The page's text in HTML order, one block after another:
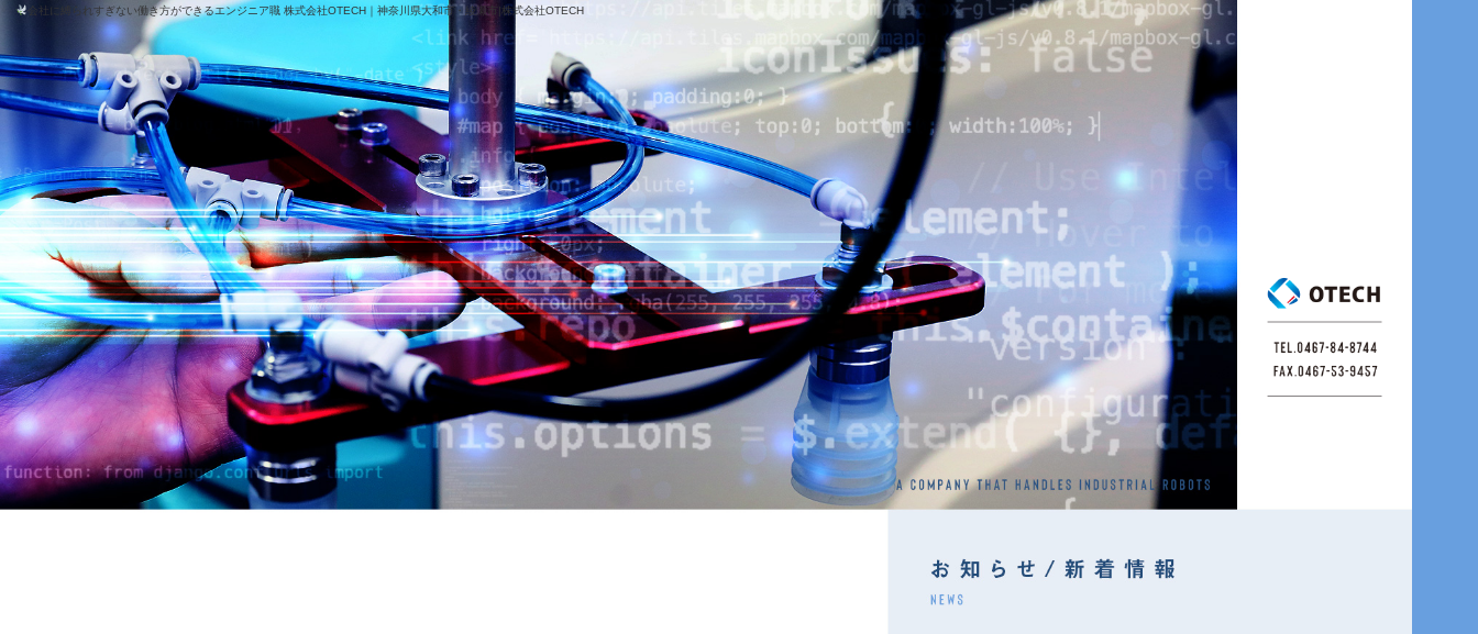
会社に縛られすぎない働き方ができるエンジニア職 株式会社OTECH｜神奈川県大和市・綾瀬市|株式会社OTECH